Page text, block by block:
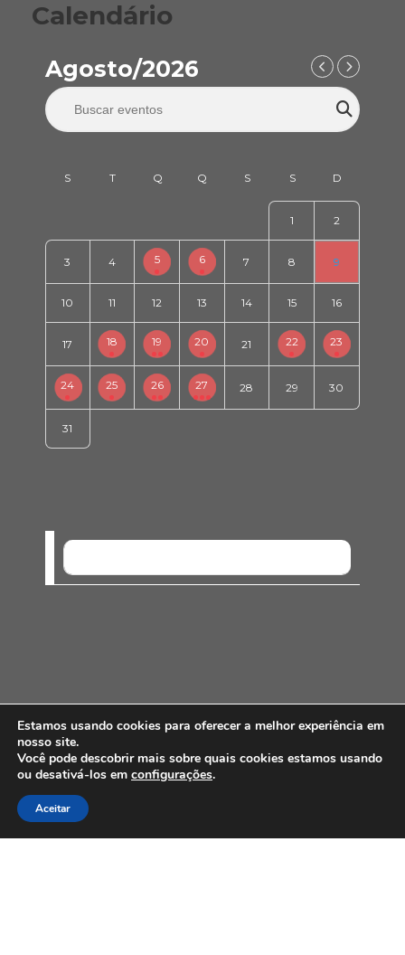
Calendário
Agosto/2026
1 2
3 4 5 6 7 8 9
10 11 12 13 14 15 16
17 18 19 20 21 22 23
24 25 26 27 28 29 30
31
Estamos usando cookies para oferecer a melhor experiência em
nosso site.
Você pode descobrir mais sobre quais cookies estamos usando
ou desativá-los em configurações.
Aceitar